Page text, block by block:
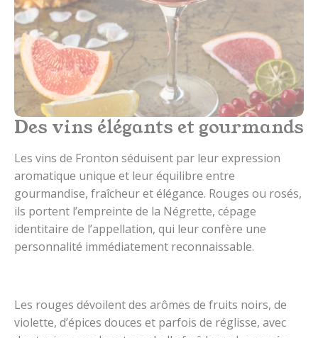
Des vins élégants et gourmands
Les vins de Fronton séduisent par leur expression
aromatique unique et leur équilibre entre
gourmandise, fraîcheur et élégance. Rouges ou rosés,
ils portent l’empreinte de la Négrette, cépage
identitaire de l’appellation, qui leur confère une
personnalité immédiatement reconnaissable.
Les rouges dévoilent des arômes de fruits noirs, de
violette, d’épices douces et parfois de réglisse, avec